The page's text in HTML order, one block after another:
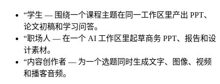
“学生 — 围绕一个课程主题在同一工作区里产出 PPT、
论文初稿和学习问答。
“职场人 — 在一个 AI 工作区里起草商务 PPT、报告和设
计素材。
“内容创作者 — 为一个选题同时生成文字、图像、视频
和播客音频。